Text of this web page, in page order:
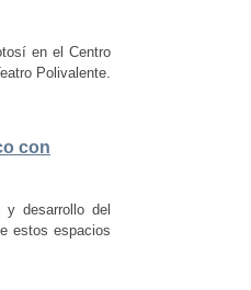
en el Centro
Polivalente.
con
y desarrollo del
estos espacios